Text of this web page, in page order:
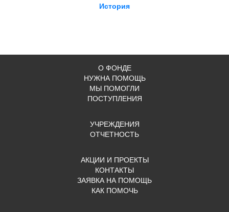
История
О ФОНДЕ
НУЖНА ПОМОЩЬ
МЫ ПОМОГЛИ
ПОСТУПЛЕНИЯ
УЧРЕЖДЕНИЯ
ОТЧЕТНОСТЬ
АКЦИИ И ПРОЕКТЫ
КОНТАКТЫ
ЗАЯВКА НА ПОМОЩЬ
КАК ПОМОЧЬ